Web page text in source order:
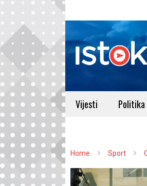
Vijesti Politika
Home Sport